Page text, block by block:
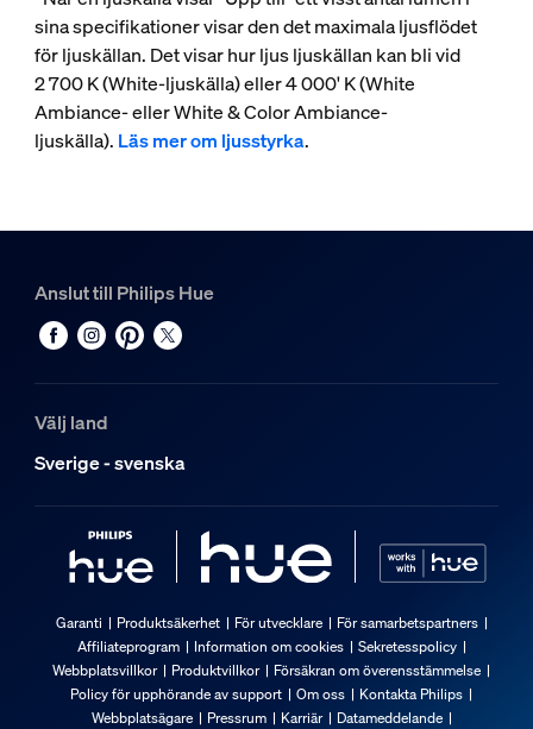
sina specifikationer visar den det maximala ljusflödet
för ljuskällan. Det visar hur ljus ljuskällan kan bli vid
2 700 K (White-ljuskälla) eller 4 000' K (White
Ambiance- eller White & Color Ambiance-
ljuskälla). Läs mer om ljusstyrka.
Anslut till Philips Hue
Välj land
Sverige - svenska
Garanti Produktsäkerhet För utvecklare
För samarbetspartners
Affiliateprogram
Information om cookies
Sekretesspolicy
Webbplatsvillkor
Produktvillkor
Försäkran om överensstämmelse
Policy för upphörande av support
Om oss
Kontakta Philips
Webbplatsägare
Pressrum Karriär Datameddelande